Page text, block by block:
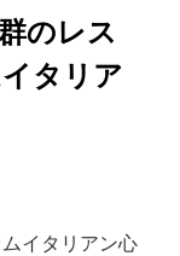
のレス
タリア
イタリアン心